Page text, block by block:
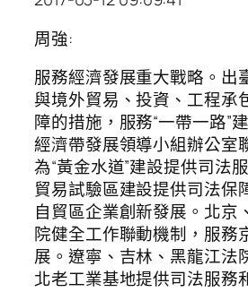
周強:
服務經濟發展重大戰略。出
與境外貿易、投資、工程承
障的措施，服務“一帶一路”
經濟帶發展領導小組辦公室
為“黃金水道”建設提供司法
貿易試驗區建設提供司法保
自貿區企業創新發展。北京
院健全工作聯動機制，服務
展。遼寧、吉林、黑龍江法
北老工業基地提供司法服務